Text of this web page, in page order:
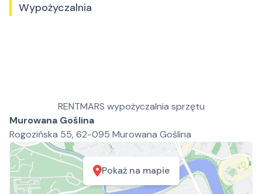
Wypożyczalnia
RENTMARS wypożyczalnia sprzętu
Murowana Goślina
Rogozińska 55, 62-095 Murowana Goślina
Pokaż na mapie